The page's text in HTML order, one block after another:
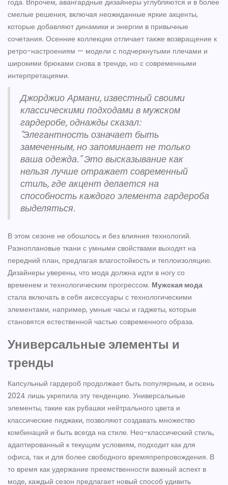
года. Впрочем, авангардные дизайнеры углубляются и в более
смелые решения, включая неожиданные яркие акценты,
которые добавляют динамики и энергии в привычные
сочетания. Осенние коллекции отличает также возвращение к
ретро-настроениям — модели с подчеркнутыми плечами и
широкими брюками снова в тренде, но с современными
интерпретациями.
Джорджио Армани, известный своими
классическими подходами в мужском
гардеробе, однажды сказал:
"Элегантность означает быть
замеченным, но запоминает не только
ваша одежда." Это высказывание как
нельзя лучше отражает современный
стиль, где акцент делается на
способность каждого элемента гардероба
выделяться.
В этом сезоне не обошлось и без влияния технологий.
Разноплановые ткани с умными свойствами выходят на
передний план, предлагая влагостойкость и теплоизоляцию.
Дизайнеры уверены, что мода должна идти в ногу со
временем и технологическим прогрессом. Мужская мода
стала включать в себя аксессуары с технологическими
элементами, например, умные часы и гаджеты, которые
становятся естественной частью современного образа.
Универсальные элементы и
тренды
Капсульный гардероб продолжает быть популярным, и осень
2024 лишь укрепила эту тенденцию. Универсальные
элементы, такие как рубашки нейтрального цвета и
классические пиджаки, позволяют создавать множество
комбинаций и быть всегда на стиле. Нео-классический стиль,
адаптированный к текущим условиям, подходит как для
офиса, так и для более свободного времяпрепровождения. В
то время как удержание преемственности важный аспект в
моде, каждый сезон предлагает новый способ удивить